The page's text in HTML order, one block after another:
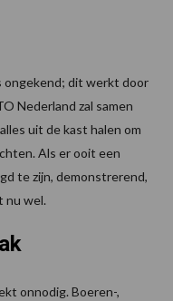
ongekend; dit werkt door
Nederland zal samen
uit de kast halen om
Als er ooit een
te zijn, demonstrerend,
nu wel.
onnodig. Boeren-,